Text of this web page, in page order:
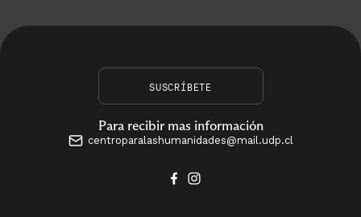
SUSCRÍBETE
Para recibir mas información
centroparalashumanidades@mail.udp.cl